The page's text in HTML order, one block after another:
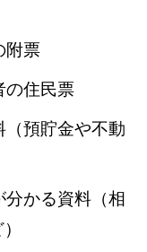
附票
の住民票
預貯金や不動
かる資料（相